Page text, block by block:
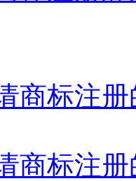
商标注
商标注